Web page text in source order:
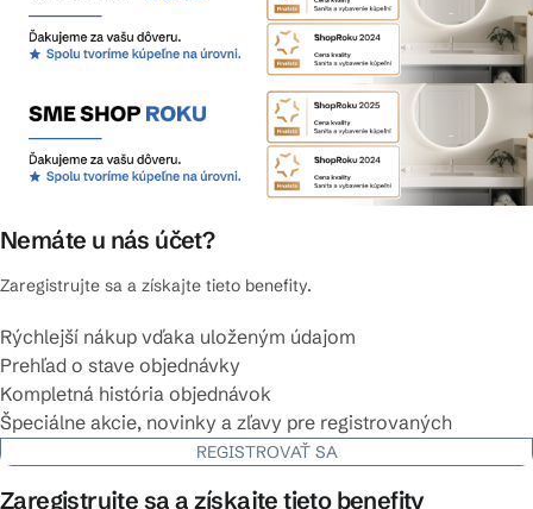
Nemáte u nás účet?
Zaregistrujte sa a získajte tieto benefity.
Rýchlejší nákup vďaka uloženým údajom
Prehľad o stave objednávky
Kompletná história objednávok
Špeciálne akcie, novinky a zľavy pre registrovaných
REGISTROVAŤ SA
Zaregistrujte sa a získajte tieto benefity